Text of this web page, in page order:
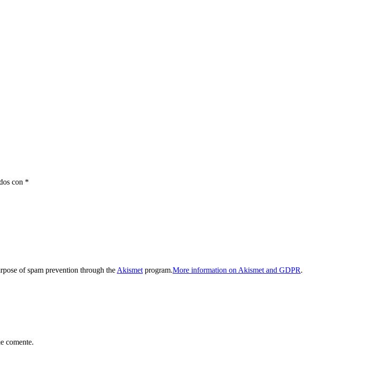
con *
of spam prevention through the Akismet program.More information on Akismet and GDPR.
comente.